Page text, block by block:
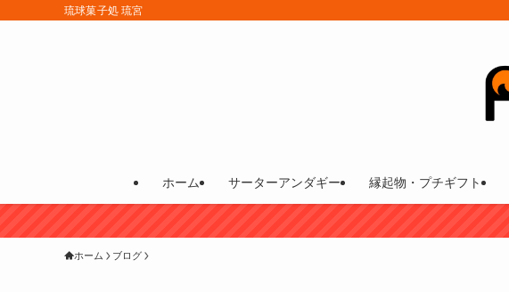
琉球菓子処 琉宮
ホーム サーターアンダギー 縁起物・プチギフト
ホーム ブログ